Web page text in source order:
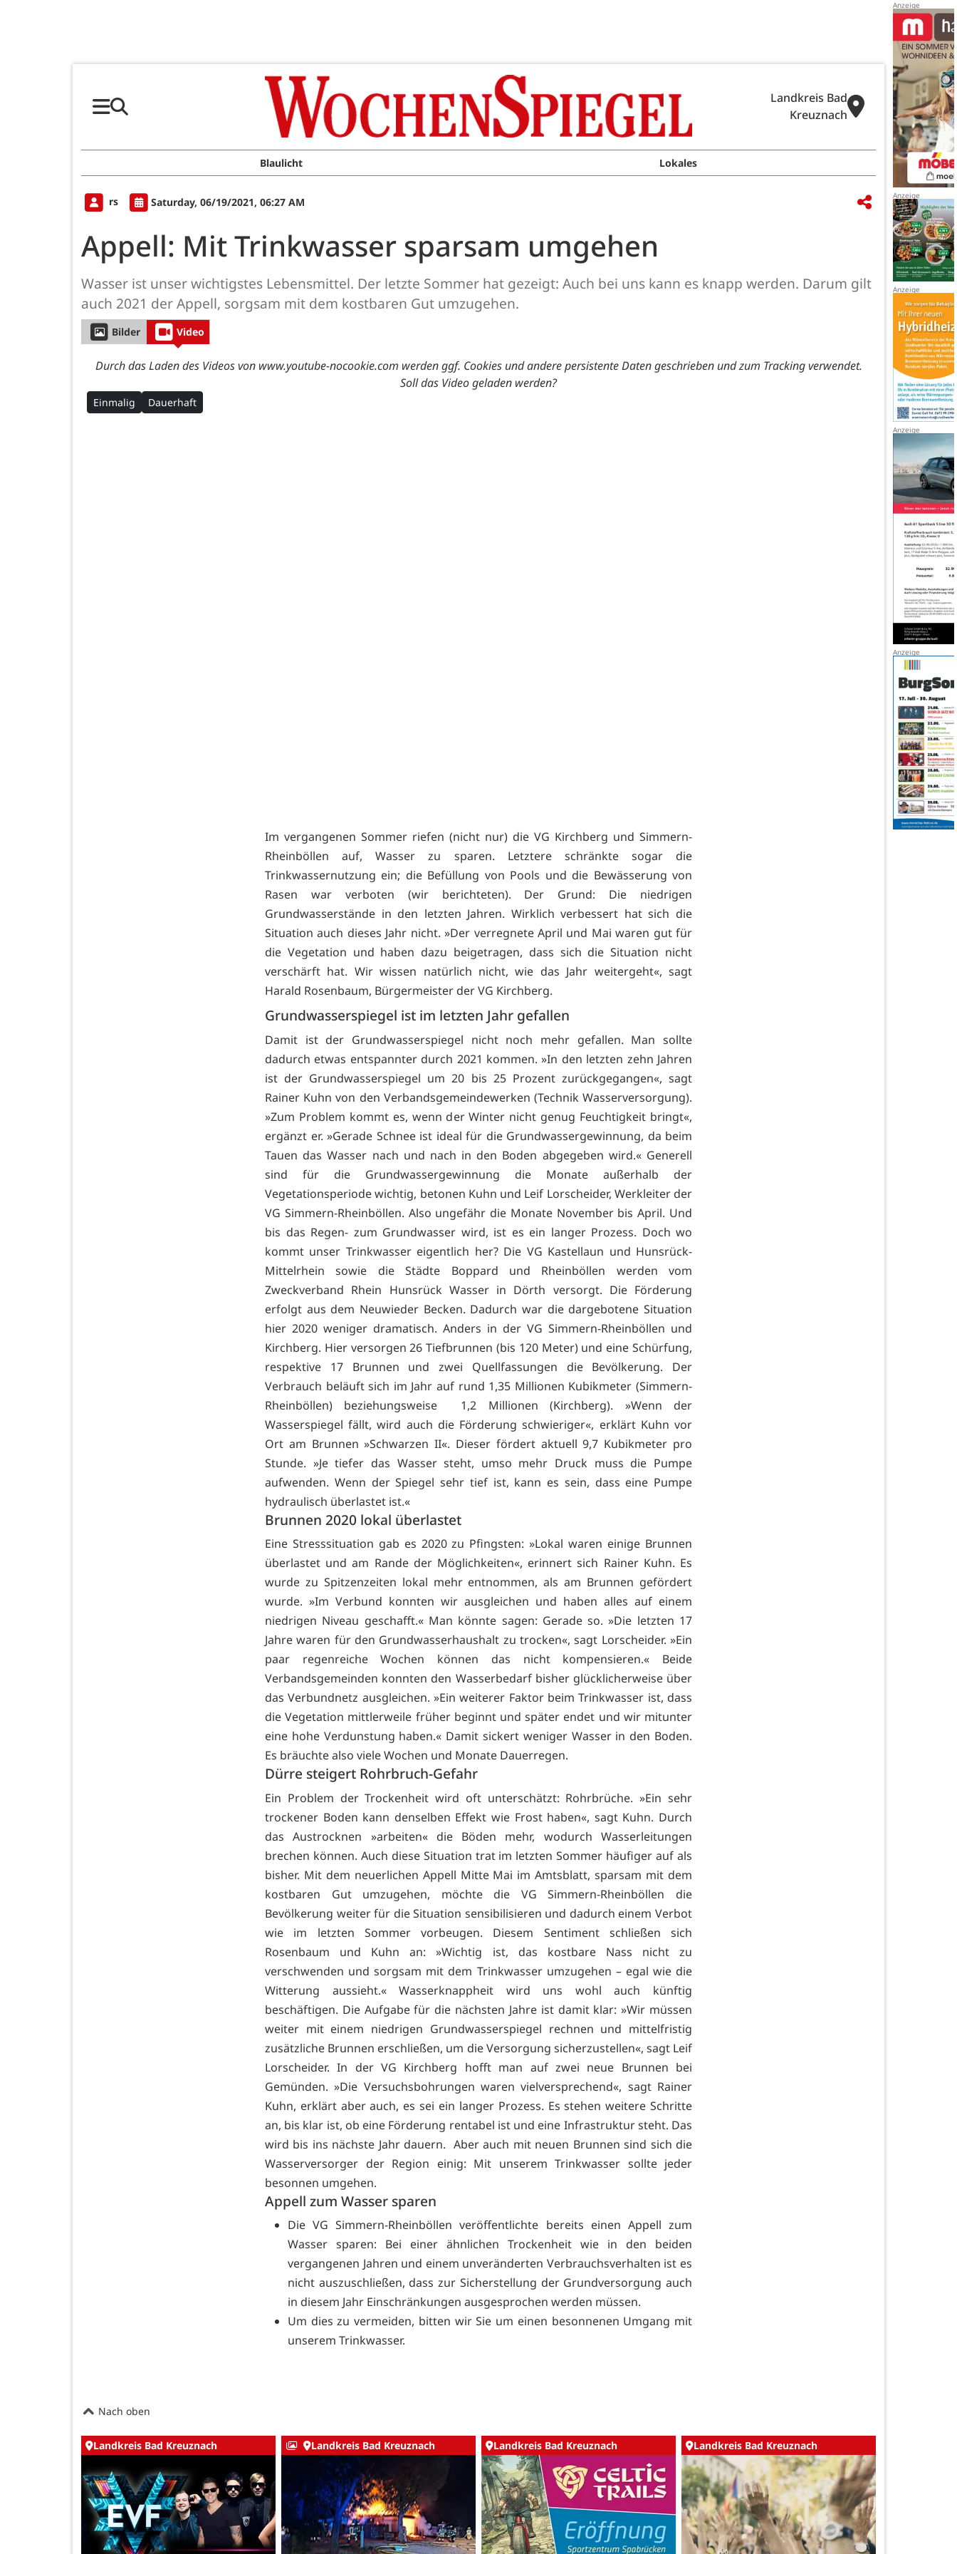
Landkreis Bad
Kreuznach
Blaulicht Lokales
rs Saturday, 06/19/2021, 06:27 AM
Appell: Mit Trinkwasser sparsam umgehen
Wasser ist unser wichtigstes Lebensmittel. Der letzte Sommer hat gezeigt: Auch bei uns kann es knapp werden. Darum gilt
auch 2021 der Appell, sorgsam mit dem kostbaren Gut umzugehen.
Bilder Video
Durch das Laden des Videos von www.youtube-nocookie.com werden ggf. Cookies und andere persistente Daten geschrieben und zum Tracking verwendet.
Soll das Video geladen werden?
Einmalig Dauerhaft
Im vergangenen Sommer riefen (nicht nur) die VG Kirchberg und Simmern-
Rheinböllen auf, Wasser zu sparen. Letztere schränkte sogar die
Trinkwassernutzung ein; die Befüllung von Pools und die Bewässerung von
Rasen war verboten (wir berichteten). Der Grund: Die niedrigen
Grundwasserstände in den letzten Jahren. Wirklich verbessert hat sich die
Situation auch dieses Jahr nicht. »Der verregnete April und Mai waren gut für
die Vegetation und haben dazu beigetragen, dass sich die Situation nicht
verschärft hat. Wir wissen natürlich nicht, wie das Jahr weitergeht«, sagt
Harald Rosenbaum, Bürgermeister der VG Kirchberg.
Grundwasserspiegel ist im letzten Jahr gefallen
Damit ist der Grundwasserspiegel nicht noch mehr gefallen. Man sollte
dadurch etwas entspannter durch 2021 kommen. »In den letzten zehn Jahren
ist der Grundwasserspiegel um 20 bis 25 Prozent zurückgegangen«, sagt
Rainer Kuhn von den Verbandsgemeindewerken (Technik Wasserversorgung).
»Zum Problem kommt es, wenn der Winter nicht genug Feuchtigkeit bringt«,
ergänzt er. »Gerade Schnee ist ideal für die Grundwassergewinnung, da beim
Tauen das Wasser nach und nach in den Boden abgegeben wird.« Generell
sind für die Grundwassergewinnung die Monate außerhalb der
Vegetationsperiode wichtig, betonen Kuhn und Leif Lorscheider, Werkleiter der
VG Simmern-Rheinböllen. Also ungefähr die Monate November bis April. Und
bis das Regen- zum Grundwasser wird, ist es ein langer Prozess. Doch wo
kommt unser Trinkwasser eigentlich her? Die VG Kastellaun und Hunsrück-
Mittelrhein sowie die Städte Boppard und Rheinböllen werden vom
Zweckverband Rhein Hunsrück Wasser in Dörth versorgt. Die Förderung
erfolgt aus dem Neuwieder Becken. Dadurch war die dargebotene Situation
hier 2020 weniger dramatisch. Anders in der VG Simmern-Rheinböllen und
Kirchberg. Hier versorgen 26 Tiefbrunnen (bis 120 Meter) und eine Schürfung,
respektive 17 Brunnen und zwei Quellfassungen die Bevölkerung. Der
Verbrauch beläuft sich im Jahr auf rund 1,35 Millionen Kubikmeter (Simmern-
Rheinböllen) beziehungsweise 1,2 Millionen (Kirchberg). »Wenn der
Wasserspiegel fällt, wird auch die Förderung schwieriger«, erklärt Kuhn vor
Ort am Brunnen »Schwarzen II«. Dieser fördert aktuell 9,7 Kubikmeter pro
Stunde. »Je tiefer das Wasser steht, umso mehr Druck muss die Pumpe
aufwenden. Wenn der Spiegel sehr tief ist, kann es sein, dass eine Pumpe
hydraulisch überlastet ist.«
Brunnen 2020 lokal überlastet
Eine Stresssituation gab es 2020 zu Pfingsten: »Lokal waren einige Brunnen
überlastet und am Rande der Möglichkeiten«, erinnert sich Rainer Kuhn. Es
wurde zu Spitzenzeiten lokal mehr entnommen, als am Brunnen gefördert
wurde. »Im Verbund konnten wir ausgleichen und haben alles auf einem
niedrigen Niveau geschafft.« Man könnte sagen: Gerade so. »Die letzten 17
Jahre waren für den Grundwasserhaushalt zu trocken«, sagt Lorscheider. »Ein
paar regenreiche Wochen können das nicht kompensieren.« Beide
Verbandsgemeinden konnten den Wasserbedarf bisher glücklicherweise über
das Verbundnetz ausgleichen. »Ein weiterer Faktor beim Trinkwasser ist, dass
die Vegetation mittlerweile früher beginnt und später endet und wir mitunter
eine hohe Verdunstung haben.« Damit sickert weniger Wasser in den Boden.
Es bräuchte also viele Wochen und Monate Dauerregen.
Dürre steigert Rohrbruch-Gefahr
Ein Problem der Trockenheit wird oft unterschätzt: Rohrbrüche. »Ein sehr
trockener Boden kann denselben Effekt wie Frost haben«, sagt Kuhn. Durch
das Austrocknen »arbeiten« die Böden mehr, wodurch Wasserleitungen
brechen können. Auch diese Situation trat im letzten Sommer häufiger auf als
bisher. Mit dem neuerlichen Appell Mitte Mai im Amtsblatt, sparsam mit dem
kostbaren Gut umzugehen, möchte die VG Simmern-Rheinböllen die
Bevölkerung weiter für die Situation sensibilisieren und dadurch einem Verbot
wie im letzten Sommer vorbeugen. Diesem Sentiment schließen sich
Rosenbaum und Kuhn an: »Wichtig ist, das kostbare Nass nicht zu
verschwenden und sorgsam mit dem Trinkwasser umzugehen – egal wie die
Witterung aussieht.« Wasserknappheit wird uns wohl auch künftig
beschäftigen. Die Aufgabe für die nächsten Jahre ist damit klar: »Wir müssen
weiter mit einem niedrigen Grundwasserspiegel rechnen und mittelfristig
zusätzliche Brunnen erschließen, um die Versorgung sicherzustellen«, sagt Leif
Lorscheider. In der VG Kirchberg hofft man auf zwei neue Brunnen bei
Gemünden. »Die Versuchsbohrungen waren vielversprechend«, sagt Rainer
Kuhn, erklärt aber auch, es sei ein langer Prozess. Es stehen weitere Schritte
an, bis klar ist, ob eine Förderung rentabel ist und eine Infrastruktur steht. Das
wird bis ins nächste Jahr dauern. Aber auch mit neuen Brunnen sind sich die
Wasserversorger der Region einig: Mit unserem Trinkwasser sollte jeder
besonnen umgehen.
Appell zum Wasser sparen
Die VG Simmern-Rheinböllen veröffentlichte bereits einen Appell zum
Wasser sparen: Bei einer ähnlichen Trockenheit wie in den beiden
vergangenen Jahren und einem unveränderten Verbrauchsverhalten ist es
nicht auszuschließen, dass zur Sicherstellung der Grundversorgung auch
in diesem Jahr Einschränkungen ausgesprochen werden müssen.
Um dies zu vermeiden, bitten wir Sie um einen besonnenen Umgang mit
unserem Trinkwasser.
Nach oben
Landkreis Bad Kreuznach Landkreis Bad Kreuznach Landkreis Bad Kreuznach Landkreis Bad Kreuznach